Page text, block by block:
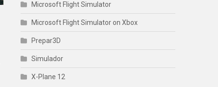
Microsoft Flight Simulator
Microsoft Flight Simulator on Xbox
Prepar3D
Simulador
X-Plane 12